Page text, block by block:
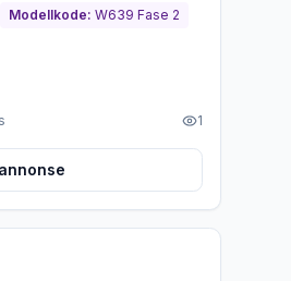
Modellkode: W639 Fase 2
1
Brukt - god tilstand